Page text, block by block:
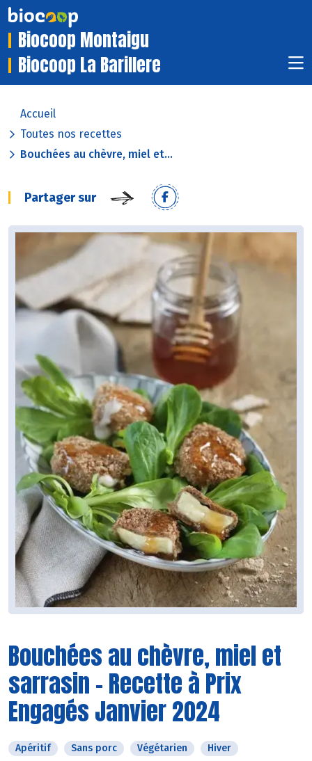
Biocoop Montaigu
Biocoop La Barillere
Accueil
Toutes nos recettes
Bouchées au chèvre, miel et...
Partager sur
Bouchées au chèvre, miel et
sarrasin - Recette à Prix
Engagés Janvier 2024
Apéritif Sans porc Végétarien Hiver